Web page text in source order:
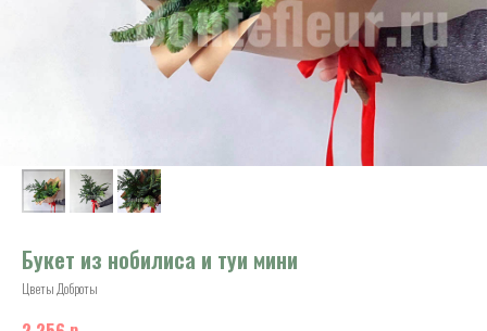
Букет из нобилиса и туи мини
Цветы Доброты